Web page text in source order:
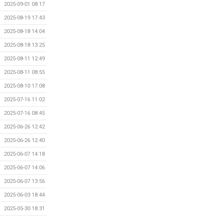
2025-09-01 08:17
2025-08-19 17:43
2025-08-18 14:04
2025-08-18 13:25
2025-08-11 12:49
2025-08-11 08:55
2025-08-10 17:08
2025-07-16 11:02
2025-07-16 08:45
2025-06-26 12:42
2025-06-26 12:40
2025-06-07 14:18
2025-06-07 14:06
2025-06-07 13:56
2025-06-03 18:44
2025-05-30 18:31